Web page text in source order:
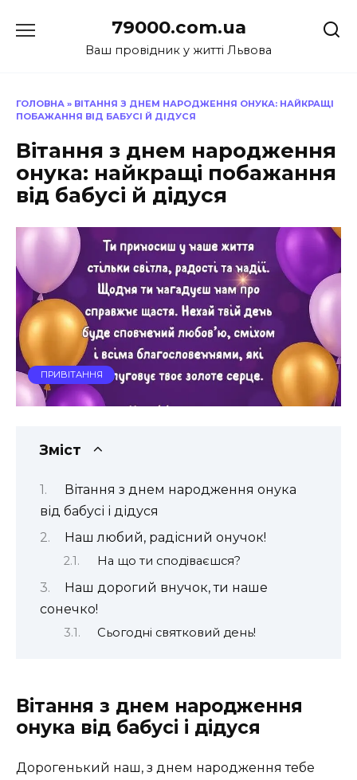
до
79000.com.ua
Ваш провідник у житті Львова
ГОЛОВНА » ВІТАННЯ З ДНЕМ НАРОДЖЕННЯ ОНУКА: НАЙКРАЩІ
ПОБАЖАННЯ ВІД БАБУСІ Й ДІДУСЯ
Вітання з днем народження
онука: найкращі побажання
від бабусі й дідуся
ПРИВІТАННЯ
Зміст
Вітання з днем народження онука
від бабусі і дідуся
Наш любий, радісний онучок!
На що ти сподіваєшся?
Наш дорогий внучок, ти наше
сонечко!
Сьогодні святковий день!
Вітання з днем народження
онука від бабусі і дідуся
Дорогенький наш, з днем народження тебе